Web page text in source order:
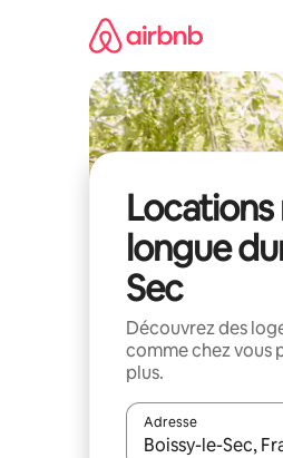
longue
Sec
Découvrez des
comme chez vous
plus.
Adresse
Lorsque les